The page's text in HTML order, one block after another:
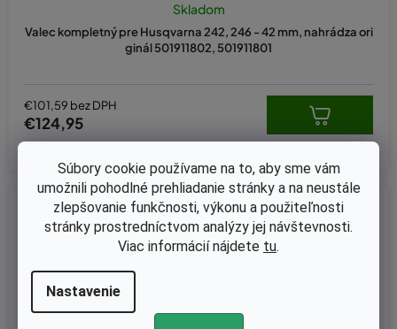
Súbory cookie používame na to, aby sme vám
umožnili pohodlné prehliadanie stránky a na neustále
zlepšovanie funkčnosti, výkonu a použiteľnosti
stránky prostredníctvom analýzy jej návštevnosti.
Viac informácií nájdete tu.
Nastavenie
Valec kompletný pre Husqvarna 242, 246 - 42 mm, nahrádza ori
ginál 501911802, 501911801
Skladom
€101,59 bez DPH
€124,95
Kód:33-367